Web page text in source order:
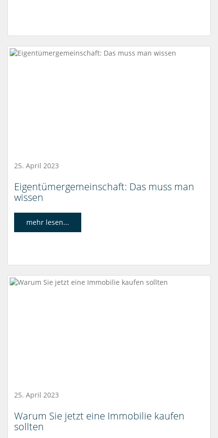
25. April 2023
Eigentümergemeinschaft: Das muss man
wissen
mehr lesen...
25. April 2023
Warum Sie jetzt eine Immobilie kaufen
sollten